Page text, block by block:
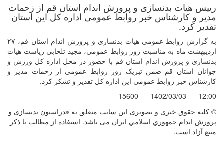
رییس هیات بدنسازی و پرورش اندام استان قم از زحمات
مدیر و کارشناس خبر روابط عمومی اداره کل این استان
تقدیر کرد.
به گزارش روابط عمومی هیات بدنسازی و پرورش اندام استان قم، ۲۷
اردیبهشت ماه به مناسبت روز روابط عمومی، مجید تلخابی ریاست هیات
بدنسازی و پرورش اندام استان قم با حضور در محل اداره کل ورزش و
جوانان استان قم ضمن تبریک روز روابط عمومی از زحمات مدیر و
کارشناس خبر روابط عمومی این اداره کل تقدیر و تشکر کرد.
12:00
1402/03/03
15600
© کليه حقوق خبری و تصويری اين سايت متعلق به فدراسيون بدنسازی و
پرورش اندام جمهوري اسلامي ايران می باشد. استفاده از مطالب با ذكر
منبع آزاد است.